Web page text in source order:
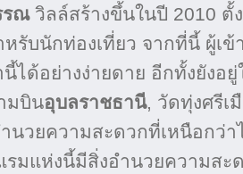
รณวิลล์สร้างขึ้นในปี 2010 ตั้
รับนักท่องเที่ยว จากที่นี้ ผู้เ
ได้อย่างง่ายดาย อีกทั้งยังอ
มบินอุบลราชธานี, วัดทุ่งศรีเ
นวยความสะดวกที่เหนือกว่า
รมแห่งนี้มีสิ่งอำนวยความสะ